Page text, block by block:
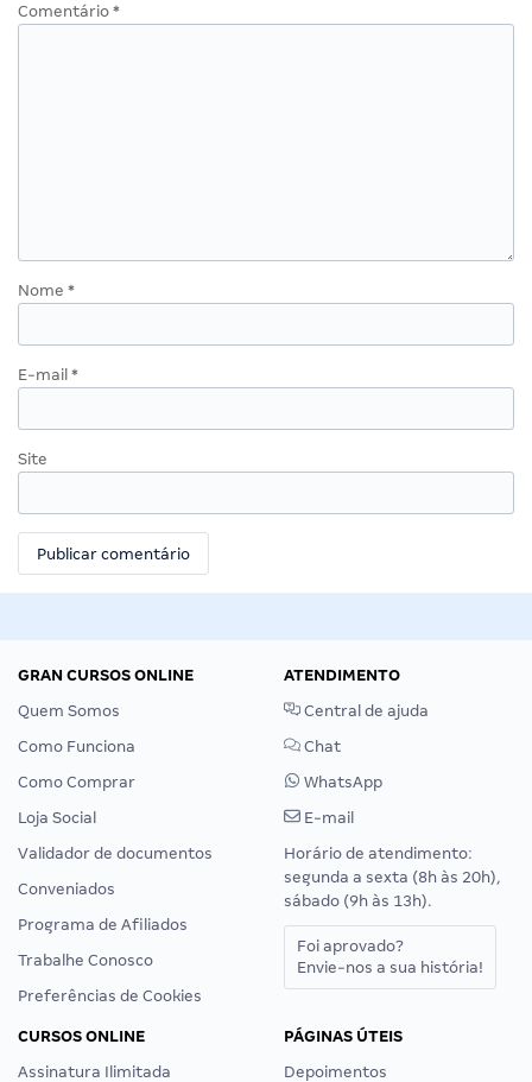
Comentário *
Nome *
E-mail *
Site
GRAN CURSOS ONLINE
Quem Somos
Como Funciona
Como Comprar
Loja Social
Validador de documentos
Conveniados
Programa de Afiliados
Trabalhe Conosco
Preferências de Cookies
ATENDIMENTO
Central de ajuda
Chat
WhatsApp
E-mail
Horário de atendimento:
segunda a sexta (8h às 20h),
sábado (9h às 13h).
Foi aprovado?
Envie-nos a sua história!
CURSOS ONLINE
Assinatura Ilimitada
PÁGINAS ÚTEIS
Depoimentos